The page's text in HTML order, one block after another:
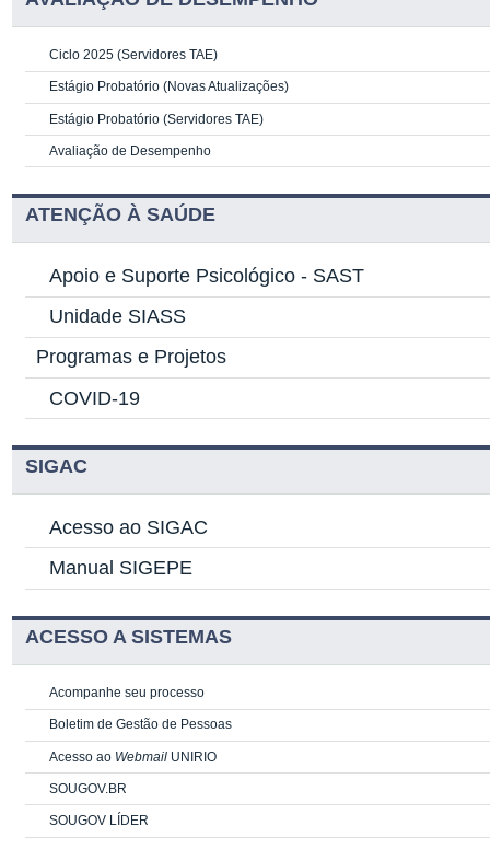
Ciclo 2025 (Servidores TAE)
Estágio Probatório (Novas Atualizações)
Estágio Probatório (Servidores TAE)
Avaliação de Desempenho
ATENÇÃO À SAÚDE
Apoio e Suporte Psicológico - SAST
Unidade SIASS
Programas e Projetos
COVID-19
SIGAC
Acesso ao SIGAC
Manual SIGEPE
ACESSO A SISTEMAS
Acompanhe seu processo
Boletim de Gestão de Pessoas
Acesso ao Webmail UNIRIO
SOUGOV.BR
SOUGOV LÍDER